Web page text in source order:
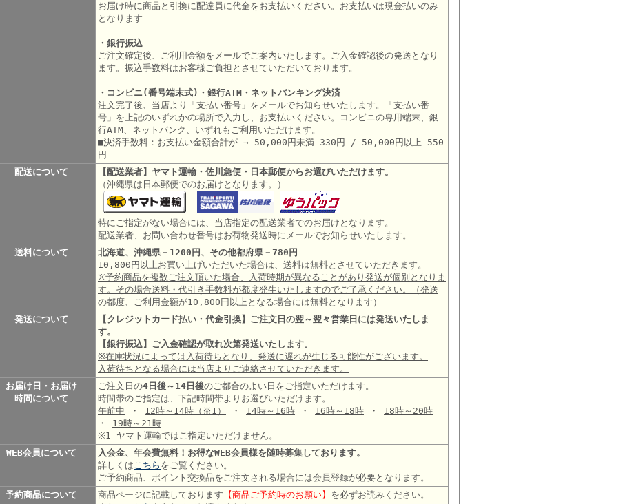
お届け時に商品と引換に配達員に代金をお支払いください。お支払いは現金払いのみ
となります
・銀行振込
ご注文確定後、ご利用金額をメールでご案内いたします。ご入金確認後の発送となり
ます。振込手数料はお客様ご負担とさせていただいております。
・コンビニ(番号端末式)・銀行ATM・ネットバンキング決済
注文完了後、当店より「支払い番号」をメールでお知らせいたします。「支払い番
号」を上記のいずれかの場所で入力し、お支払いください。コンビニの専用端末、銀
行ATM、ネットバンク、いずれもご利用いただけます。
■決済手数料：お支払い金額合計が → 50,000円未満 330円 / 50,000円以上 550
円
配送について
【配送業者】ヤマト運輸・佐川急便・日本郵便からお選びいただけます。
（沖縄県は日本郵便でのお届けとなります。）
特にご指定がない場合には、当店指定の配送業者でのお届けとなります。
配送業者、お問い合わせ番号はお荷物発送時にメールでお知らせいたします。
送料について
北海道、沖縄県－1200円、その他都府県－780円
10,800円以上お買い上げいただいた場合は、送料は無料とさせていただきます。
※予約商品を複数ご注文頂いた場合、入荷時期が異なることがあり発送が個別となりま
す。その場合送料・代引き手数料が都度発生いたしますのでご了承ください。（発送
の都度、ご利用金額が10,800円以上となる場合には無料となります）
発送について
【クレジットカード払い・代金引換】ご注文日の翌～翌々営業日には発送いたしま
す。
【銀行振込】ご入金確認が取れ次第発送いたします。
※在庫状況によっては入荷待ちとなり、発送に遅れが生じる可能性がございます。
入荷待ちとなる場合には当店よりご連絡させていただきます。
お届け日・お届け
時間について
ご注文日の4日後～14日後のご都合のよい日をご指定いただけます。
時間帯のご指定は、下記時間帯よりお選びいただけます。
午前中 ・ 12時～14時 （※1） ・ 14時～16時 ・ 16時～18時 ・ 18時～20時
・ 19時～21時
※1 ヤマト運輸ではご指定いただけません。
WEB会員について
入会金、年会費無料！お得なWEB会員様を随時募集しております。
詳しくはこちら をご覧ください。
ご予約商品、ポイント交換品をご注文される場合には会員登録が必要となります。
予約商品について
商品ページに記載しております 【商品ご予約時のお願い】 を必ずお読みください。